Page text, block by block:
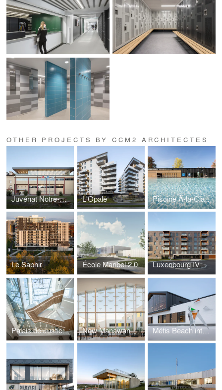
OTHER PROJECTS BY CCM2 ARCHITECTES
Juvénat Notre-Dame (agrandissement) L'Opale Piscine À-la-Claire-Fontaine
Le Saphir École Maribel 2.0 Luxenbourg IV
Palais de Justice de Rimouski New Manawan Elementary School Métis Beach intermediate school